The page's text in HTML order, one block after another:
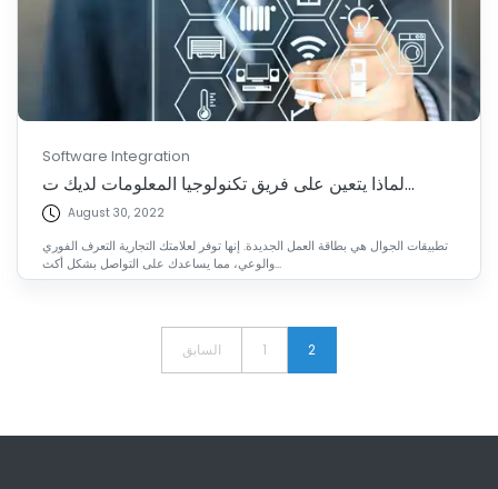
Software Integration
لماذا يتعين على فريق تكنولوجيا المعلومات لديك ت...
August 30, 2022
تطبيقات الجوال هي بطاقة العمل الجديدة. إنها توفر لعلامتك التجارية التعرف الفوري
والوعي، مما يساعدك على التواصل بشكل أكث...
السابق 1 2